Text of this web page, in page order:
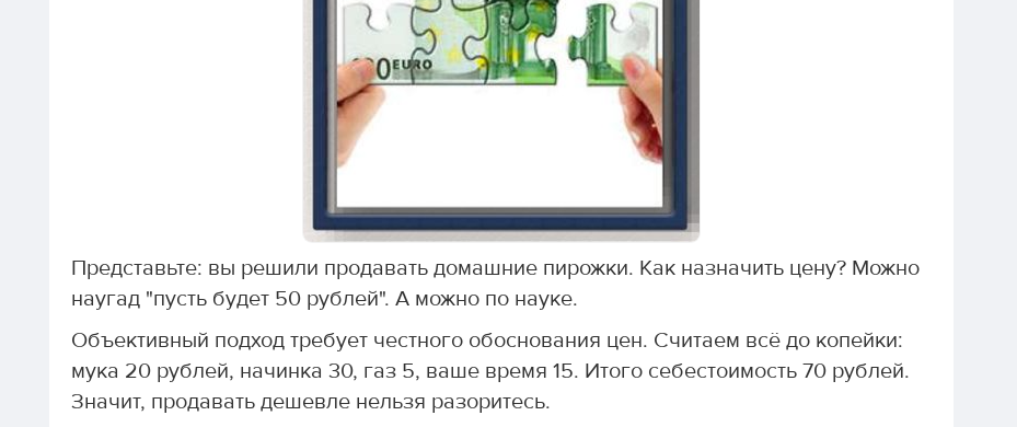
Представьте: вы решили продавать домашние пирожки. Как назначить цену? Можно
наугад "пусть будет 50 рублей". А можно по науке.
Объективный подход требует честного обоснования цен. Считаем всё до копейки:
мука 20 рублей, начинка 30, газ 5, ваше время 15. Итого себестоимость 70 рублей.
Значит, продавать дешевле нельзя разоритесь.